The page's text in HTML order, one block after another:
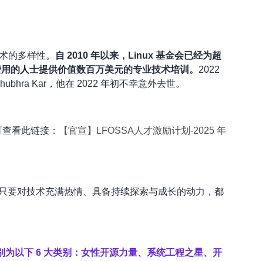
的多样性。
自 2010 年以来，Linux 基金会已经为超
的人士提供价值数百万美元的专业技术培训。 2022
Kar，他在 2022 年初不幸意外去世。
看此链接：
【官宣】LFOSSA人才激励计划-2025 年
对技术充满热情、具备持续探索与成长的动力，都
为以下 6 大类别：女性开源力量、系统工程之星、开